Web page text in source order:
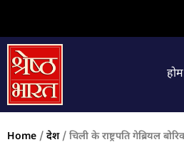
होम
Home / देश/ चिली के राष्ट्रपति गेब्रियल